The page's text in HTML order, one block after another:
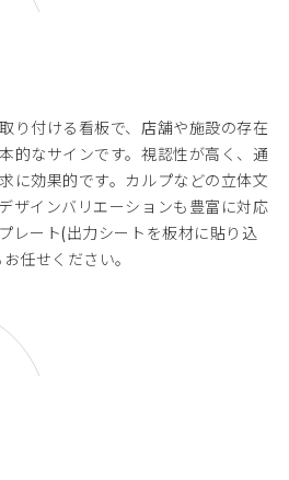
り付ける看板で、店舗や施設の存在
的なサインです。視認性が高く、通
に効果的です。カルプなどの立体文
ザインバリエーションも豊富に対応
レート(出力シートを板材に貼り込
任せください。